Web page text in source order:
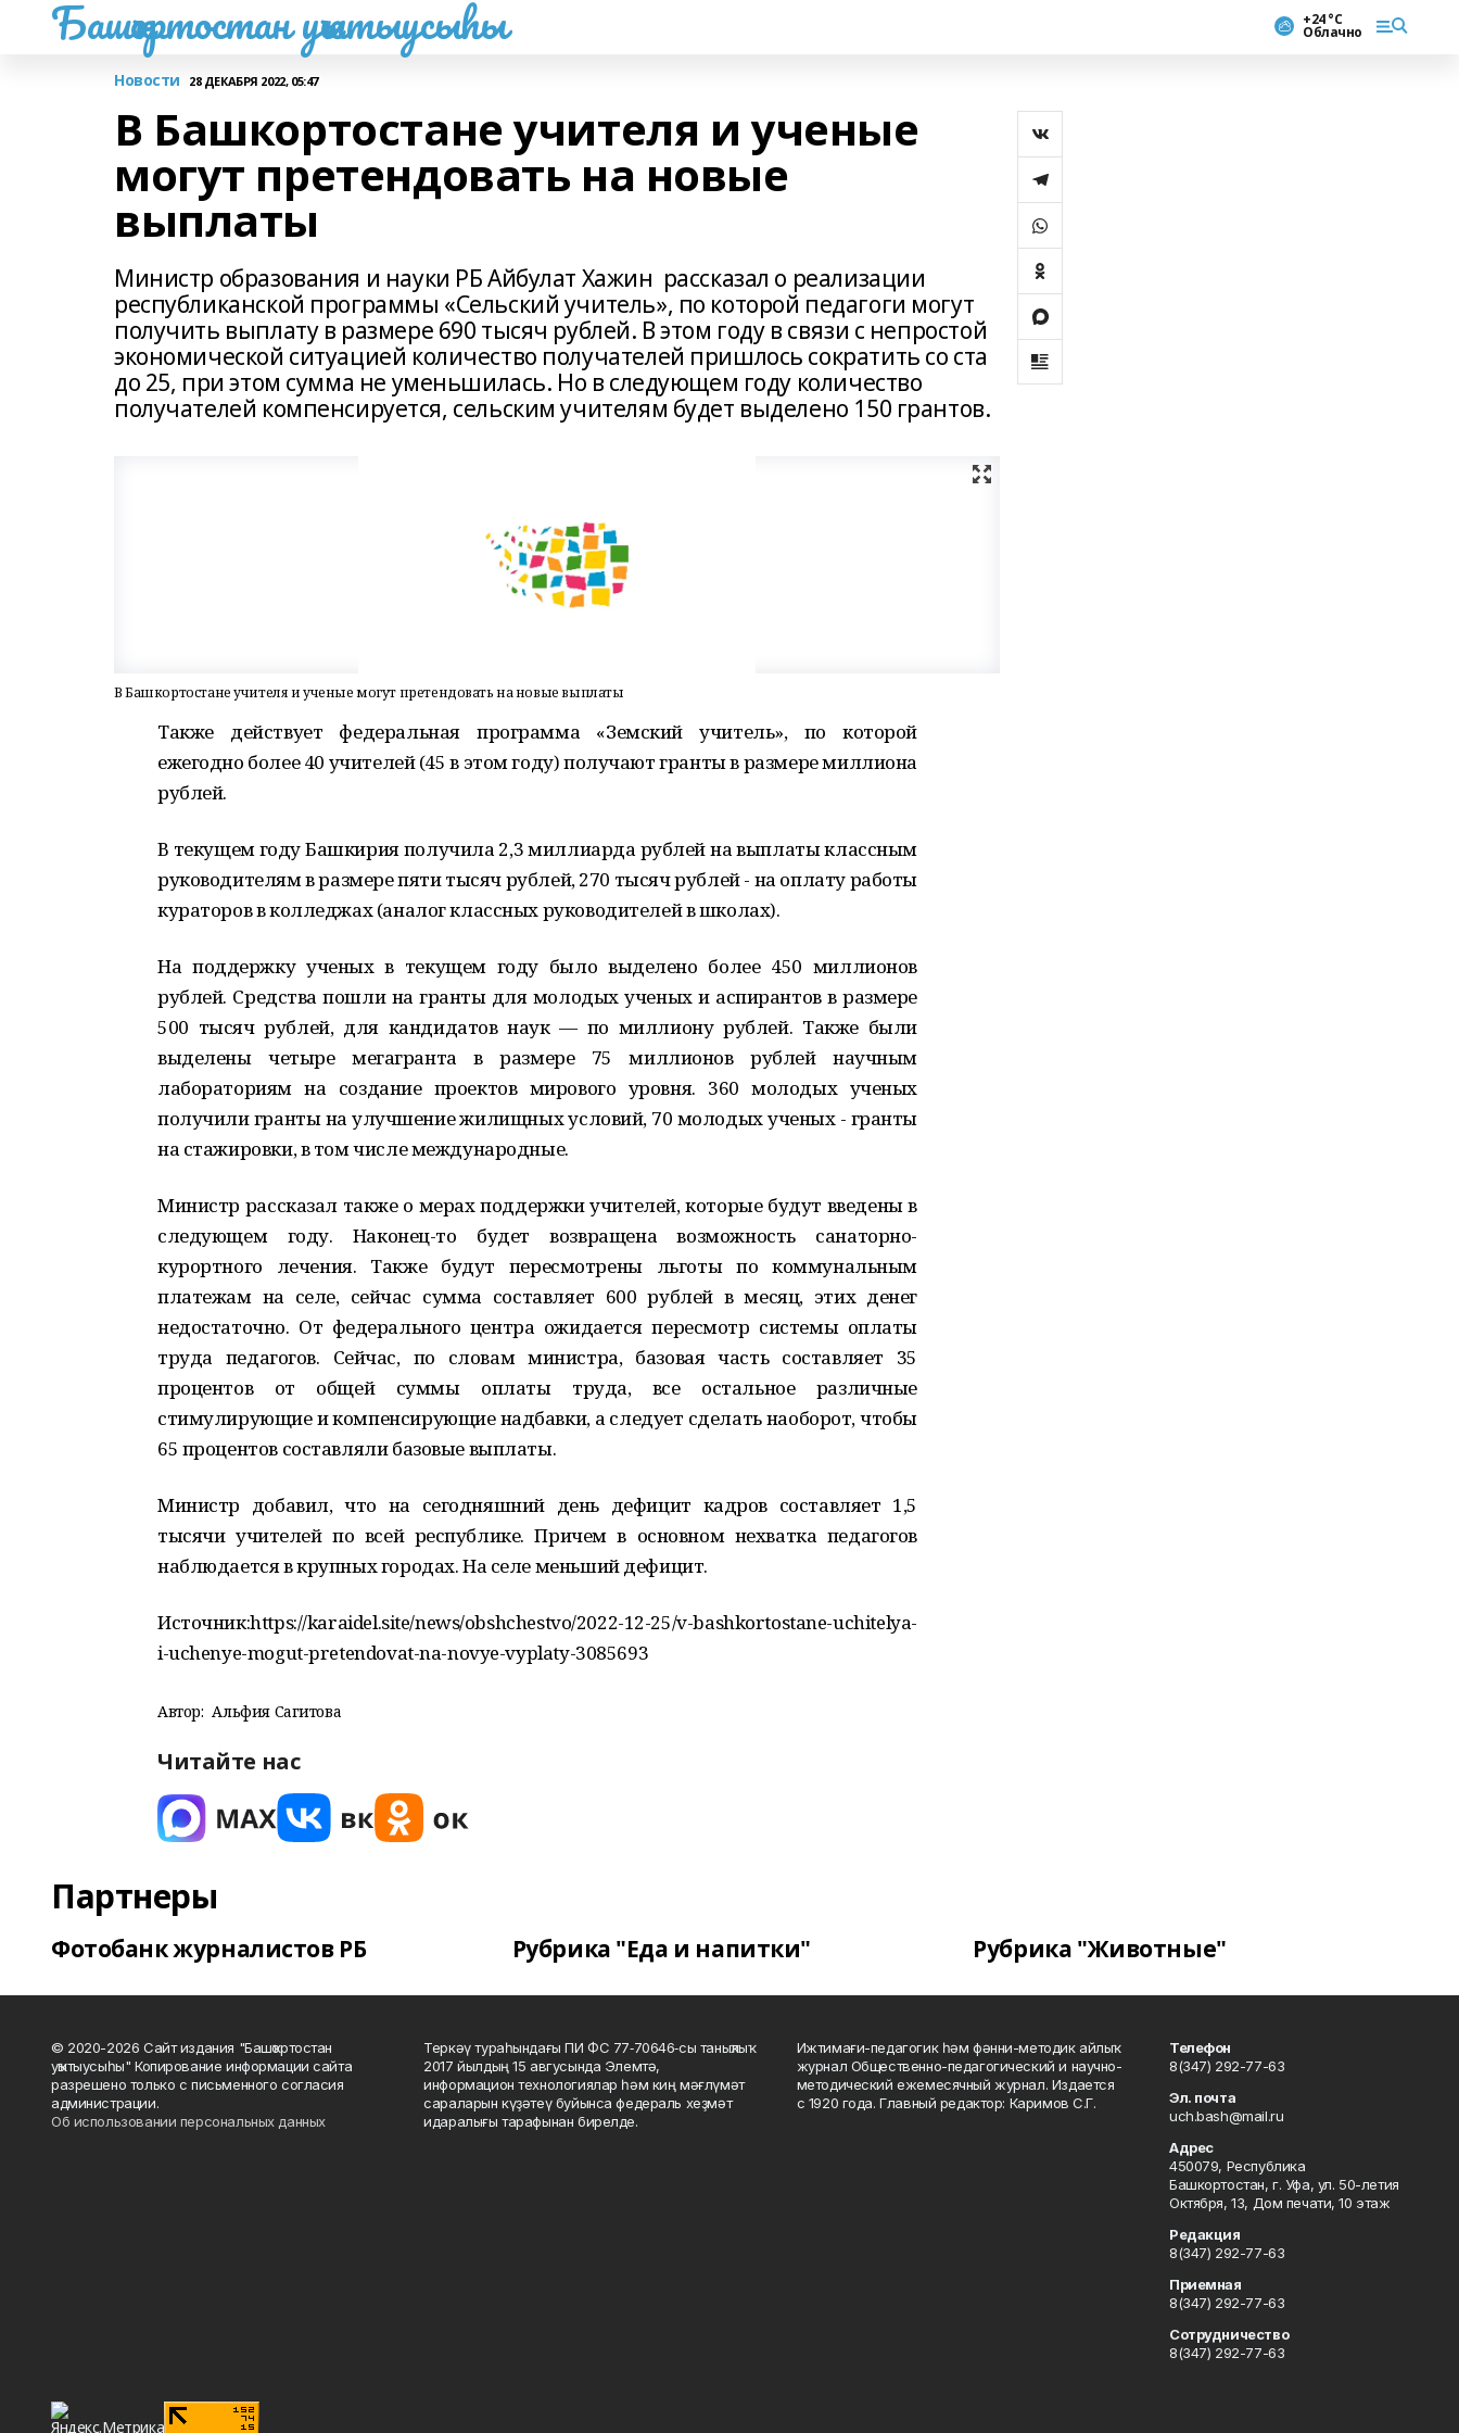
Башҡортостан уҡытыусыһы +24 °С
Облачно
Новости 28 ДЕКАБРЯ 2022, 05:47
В Башкортостане учителя и ученые
могут претендовать на новые
выплаты
Министр образования и науки РБ Айбулат Хажин рассказал о реализации
республиканской программы «Сельский учитель», по которой педагоги могут
получить выплату в размере 690 тысяч рублей. В этом году в связи с непростой
экономической ситуацией количество получателей пришлось сократить со ста
до 25, при этом сумма не уменьшилась. Но в следующем году количество
получателей компенсируется, сельским учителям будет выделено 150 грантов.
В Башкортостане учителя и ученые могут претендовать на новые выплаты
Также действует федеральная программа «Земский учитель», по которой
ежегодно более 40 учителей (45 в этом году) получают гранты в размере миллиона
рублей.
В текущем году Башкирия получила 2,3 миллиарда рублей на выплаты классным
руководителям в размере пяти тысяч рублей, 270 тысяч рублей - на оплату работы
кураторов в колледжах (аналог классных руководителей в школах).
На поддержку ученых в текущем году было выделено более 450 миллионов
рублей. Средства пошли на гранты для молодых ученых и аспирантов в размере
500 тысяч рублей, для кандидатов наук — по миллиону рублей. Также были
выделены четыре мегагранта в размере 75 миллионов рублей научным
лабораториям на создание проектов мирового уровня. 360 молодых ученых
получили гранты на улучшение жилищных условий, 70 молодых ученых - гранты
на стажировки, в том числе международные.
Министр рассказал также о мерах поддержки учителей, которые будут введены в
следующем году. Наконец-то будет возвращена возможность санаторно-
курортного лечения. Также будут пересмотрены льготы по коммунальным
платежам на селе, сейчас сумма составляет 600 рублей в месяц, этих денег
недостаточно. От федерального центра ожидается пересмотр системы оплаты
труда педагогов. Сейчас, по словам министра, базовая часть составляет 35
процентов от общей суммы оплаты труда, все остальное различные
стимулирующие и компенсирующие надбавки, а следует сделать наоборот, чтобы
65 процентов составляли базовые выплаты.
Министр добавил, что на сегодняшний день дефицит кадров составляет 1,5
тысячи учителей по всей республике. Причем в основном нехватка педагогов
наблюдается в крупных городах. На селе меньший дефицит.
Источник:https://karaidel.site/news/obshchestvo/2022-12-25/v-bashkortostane-uchitelya-
i-uchenye-mogut-pretendovat-na-novye-vyplaty-3085693
Автор: Альфия Сагитова
Читайте нас
Партнеры
Фотобанк журналистов РБ Рубрика "Еда и напитки" Рубрика "Животные"
© 2020-2026 Сайт издания "Башҡортостан
уҡытыусыһы" Копирование информации сайта
разрешено только с письменного согласия
администрации.
Об использовании персональных данных
Теркәү тураһындағы ПИ ФС 77‑70646‑сы таныҡлыҡ
2017 йылдың 15 авгусында Элемтә,
информацион технологиялар һәм киң мәғлүмәт
сараларын күҙәтеү буйынса федераль хеҙмәт
идаралығы тарафынан бирелде.
Ижтимағи-педагогик һәм фәнни-методик айлыҡ
журнал Общественно-педагогический и научно-
методический ежемесячный журнал. Издается
с 1920 года. Главный редактор: Каримов С.Г.
Телефон
8(347) 292-77-63
Эл. почта
uch.bash@mail.ru
Адрес
450079, Республика
Башкортостан, г. Уфа, ул. 50-летия
Октября, 13, Дом печати, 10 этаж
Редакция
8(347) 292-77-63
Приемная
8(347) 292-77-63
Сотрудничество
8(347) 292-77-63